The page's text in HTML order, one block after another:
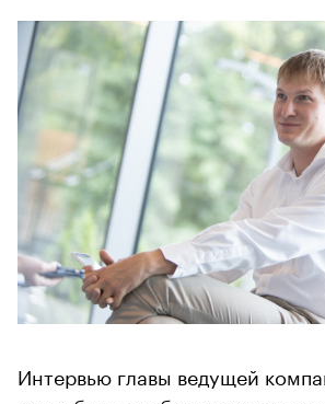
Интервью главы ведущей